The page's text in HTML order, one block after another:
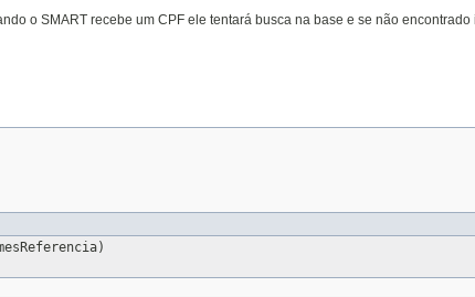
o SMART recebe um CPF ele tentará busca na base e se não